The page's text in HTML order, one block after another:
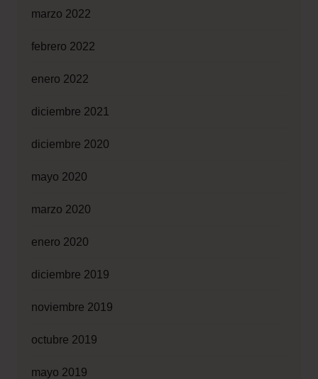
marzo 2022
febrero 2022
enero 2022
diciembre 2021
diciembre 2020
mayo 2020
marzo 2020
enero 2020
diciembre 2019
noviembre 2019
octubre 2019
mayo 2019